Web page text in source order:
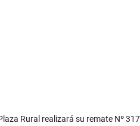
Rural realizará su remate Nº